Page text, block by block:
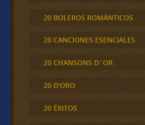
20 BOLEROS ROMÁNTICOS
20 CANCIONES ESENCIALES
20 CHANSONS D´OR
20 D'ORO
20 ÉXITOS